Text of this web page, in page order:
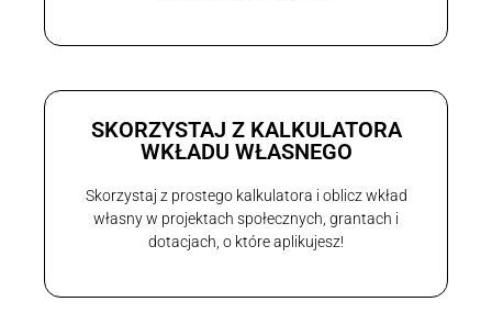
SKORZYSTAJ Z KALKULATORA
WKŁADU WŁASNEGO
Skorzystaj z prostego kalkulatora i oblicz wkład
własny w projektach społecznych, grantach i
dotacjach, o które aplikujesz!